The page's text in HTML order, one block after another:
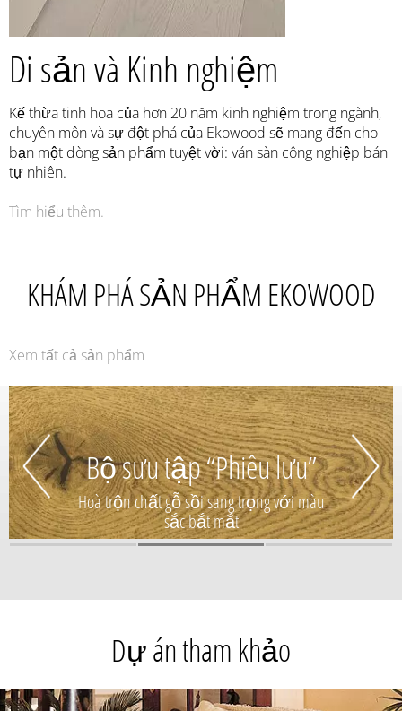
Di sản và Kinh nghiệm
Kế thừa tinh hoa của hơn 20 năm kinh nghiệm trong ngành,
chuyên môn và sự đột phá của Ekowood sẽ mang đến cho
bạn một dòng sản phẩm tuyệt vời: ván sàn công nghiệp bán
tự nhiên.
Tìm hiểu thêm.
KHÁM PHÁ SẢN PHẨM EKOWOOD
Xem tất cả sản phẩm
Bộ sưu tập “Phiêu lưu”
Hoà trộn chất gỗ sồi sang trọng với màu
sắc bắt mắt
Dự án tham khảo